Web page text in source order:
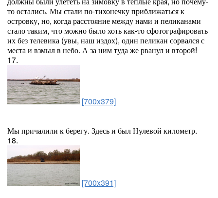
то остались. Мы стали по-тихонечку приближаться к
островку, но, когда расстояние между нами и пеликанами
стало таким, что можно было хоть как-то сфотографировать
их без телевика (увы, наш издох), один пеликан сорвался с
места и взмыл в небо. А за ним туда же рванул и второй!
17.
[700x379]
Мы причалили к берегу. Здесь и был Нулевой километр.
18.
[700x391]